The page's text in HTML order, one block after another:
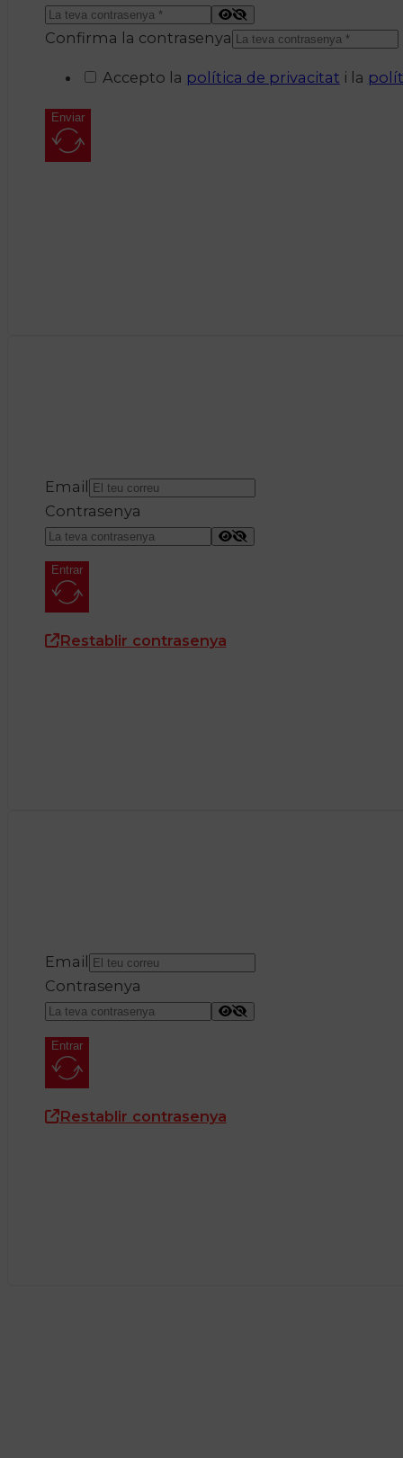
Confirma la contrasenya
Accepto la política de privacitat i la
Enviar
Email
Contrasenya
Entrar
Restablir contrasenya
Email
Contrasenya
Entrar
Restablir contrasenya